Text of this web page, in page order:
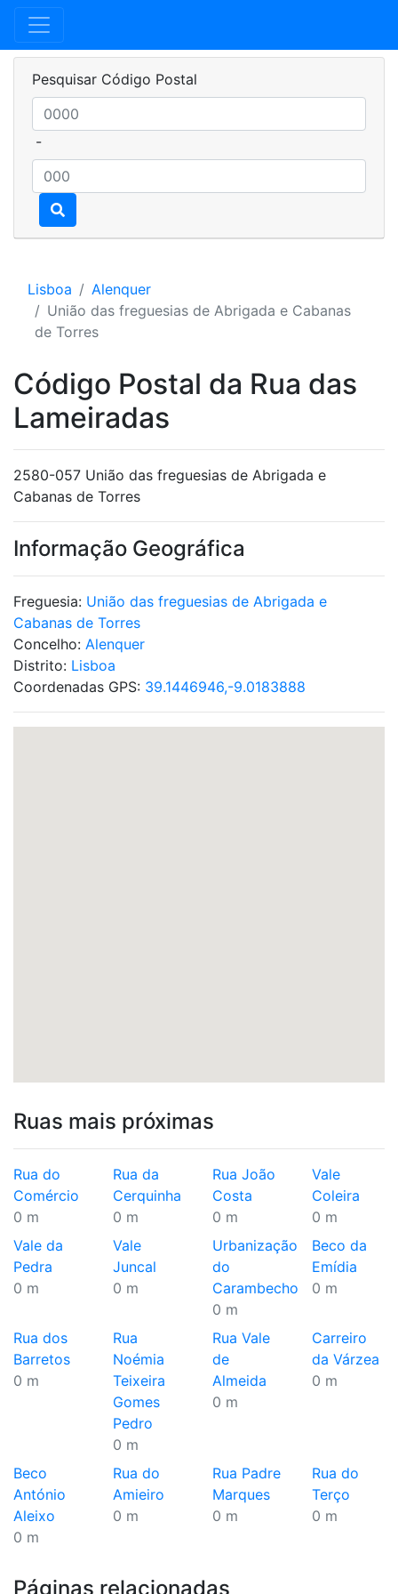
Pesquisar Código Postal
-
Lisboa
Alenquer
União das freguesias de Abrigada e Cabanas
de Torres
Código Postal da Rua das
Lameiradas
2580-057 União das freguesias de Abrigada e
Cabanas de Torres
Informação Geográfica
Freguesia: União das freguesias de Abrigada e
Cabanas de Torres
Concelho: Alenquer
Distrito: Lisboa
Coordenadas GPS: 39.1446946,-9.0183888
Ruas mais próximas
Rua do
Comércio
0 m
Rua da
Cerquinha
0 m
Rua João
Costa
0 m
Vale
Coleira
0 m
Vale da
Pedra
0 m
Vale
Juncal
0 m
Urbanização
do
Carambecho
0 m
Beco da
Emídia
0 m
Rua dos
Barretos
0 m
Rua
Noémia
Teixeira
Gomes
Pedro
0 m
Rua Vale
de
Almeida
0 m
Carreiro
da Várzea
0 m
Beco
António
Aleixo
0 m
Rua do
Amieiro
0 m
Rua Padre
Marques
0 m
Rua do
Terço
0 m
Páginas relacionadas